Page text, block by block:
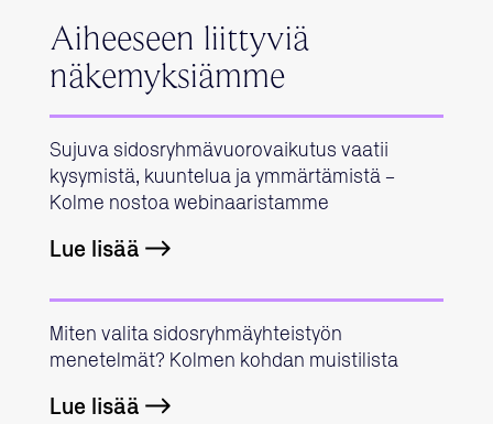
Aiheeseen liittyviä
näkemyksiämme
Sujuva sidosryhmävuorovaikutus vaatii
kysymistä, kuuntelua ja ymmärtämistä –
Kolme nostoa webinaaristamme
Lue lisää
Miten valita sidosryhmäyhteistyön
menetelmät? Kolmen kohdan muistilista
Lue lisää